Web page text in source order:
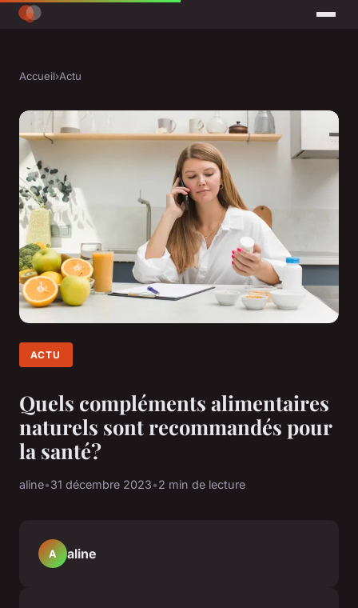
Accueil›Actu
ACTU
Quels compléments alimentaires
naturels sont recommandés pour
la santé?
aline•31 décembre 2023•2 min de lecture
A aline